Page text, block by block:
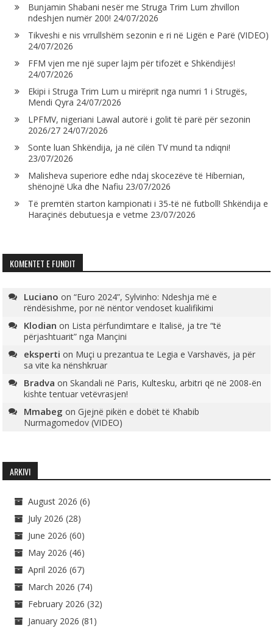
Bunjamin Shabani nesër me Struga Trim Lum zhvillon
ndeshjen numër 200! 24/07/2026
Tikveshi e nis vrrullshëm sezonin e ri në Ligën e Parë (VIDEO)
24/07/2026
FFM vjen me një super lajm për tifozët e Shkëndijës!
24/07/2026
Ekipi i Struga Trim Lum u mirëprit nga numri 1 i Strugës,
Mendi Qyra 24/07/2026
LPFMV, nigeriani Lawal autorë i golit të parë për sezonin
2026/27 24/07/2026
Sonte luan Shkëndija, ja në cilën TV mund ta ndiqni!
23/07/2026
Malisheva superiore edhe ndaj skocezëve të Hibernian,
shënojnë Uka dhe Nafiu 23/07/2026
Të premtën starton kampionati i 35-të në futboll! Shkëndija e
Haraçinës debutuesja e vetme 23/07/2026
KOMENTET E FUNDIT
Luciano on“Euro 2024”, Sylvinho: Ndeshja më e
rëndësishme, por në nëntor vendoset kualifikimi
Klodian on Lista përfundimtare e Italisë, ja tre “të
përjashtuarit” nga Mançini
eksperti on Muçi u prezantua te Legia e Varshavës, ja për
sa vite ka nënshkruar
Bradva onSkandali në Paris, Kultesku, arbitri që në 2008-ën
kishte tentuar vetëvrasjen!
Mmabeg onGjejnë pikën e dobët të Khabib
Nurmagomedov (VIDEO)
ARKIVI
August 2026 (6)
July 2026 (28)
June 2026 (60)
May 2026 (46)
April 2026 (67)
March 2026 (74)
February 2026 (32)
January 2026 (81)